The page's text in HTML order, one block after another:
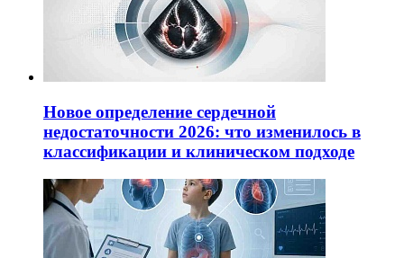
Новое определение сердечной
недостаточности 2026: что изменилось в
классификации и клиническом подходе